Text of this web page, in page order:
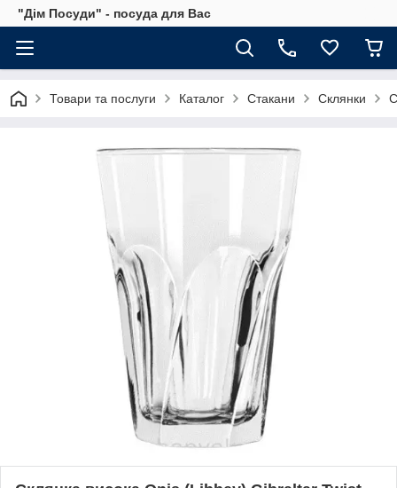
"Дім Посуди" - посуда для Вас
Товари та послуги Каталог Стакани Склянки